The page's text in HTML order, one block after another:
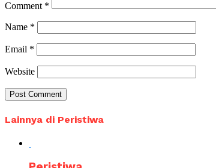
Comment *
Name *
Email *
Website
Lainnya di Peristiwa